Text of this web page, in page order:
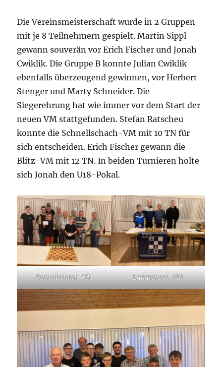
Die Vereinsmeisterschaft wurde in 2 Gruppen
mit je 8 Teilnehmern gespielt. Martin Sippl
gewann souverän vor Erich Fischer und Jonah
Cwiklik. Die Gruppe B konnte Julian Cwiklik
ebenfalls überzeugend gewinnen, vor Herbert
Stenger und Marty Schneider. Die
Siegerehrung hat wie immer vor dem Start der
neuen VM stattgefunden. Stefan Ratscheu
konnte die Schnellschach-VM mit 10 TN für
sich entscheiden. Erich Fischer gewann die
Blitz-VM mit 12 TN. In beiden Turnieren holte
sich Jonah den U18-Pokal.
Schnellschach-VM Langschach-VM